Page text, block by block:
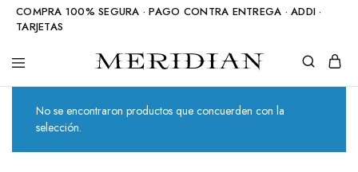
COMPRA 100% SEGURA · PAGO CONTRA ENTREGA · ADDI ·
TARJETAS
Meridian
Accesorios
piedra
natural
No se encontraron productos que concuerden con la
selección.